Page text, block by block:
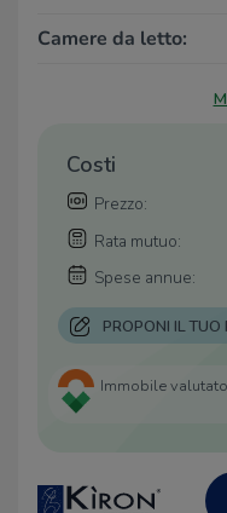
Camere da letto:
Costi
Prezzo:
Rata mutuo:
Spese annue:
PROPONI IL TUO
Immobile valutato